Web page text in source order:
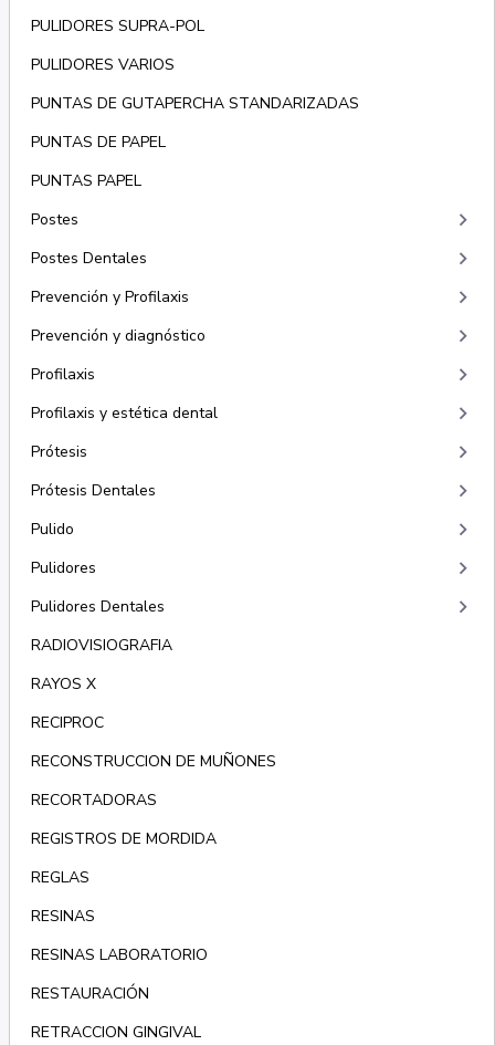
PULIDORES SUPRA-POL
PULIDORES VARIOS
PUNTAS DE GUTAPERCHA STANDARIZADAS
PUNTAS DE PAPEL
PUNTAS PAPEL
Postes
keyboard_arrow_right
Postes Dentales keyboard_arrow_right
Prevención y Profilaxis keyboard_arrow_right
Prevención y diagnóstico keyboard_arrow_right
Profilaxis keyboard_arrow_right
Profilaxis y estética dental keyboard_arrow_right
Prótesis keyboard_arrow_right
Prótesis Dentales keyboard_arrow_right
Pulido keyboard_arrow_right
Pulidores keyboard_arrow_right
Pulidores Dentales keyboard_arrow_right
RADIOVISIOGRAFIA
RAYOS X
RECIPROC
RECONSTRUCCION DE MUÑONES
RECORTADORAS
REGISTROS DE MORDIDA
REGLAS
RESINAS
RESINAS LABORATORIO
RESTAURACIÓN
RETRACCION GINGIVAL